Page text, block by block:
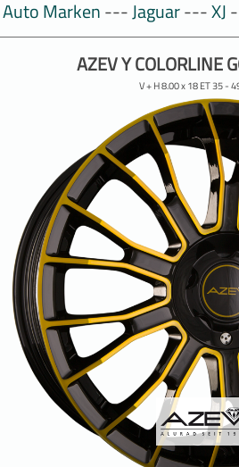
Auto Marken---Jaguar---XJ
AZEV Y COLORLINE
V + H 8.00 x 18 ET 35 -